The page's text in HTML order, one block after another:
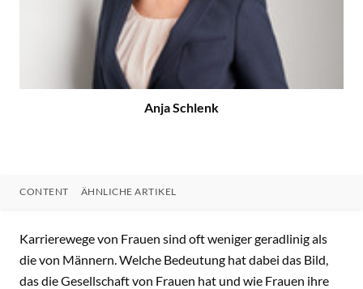
Anja Schlenk
CONTENT ÄHNLICHE ARTIKEL
CONTENT
Karrierewege von Frauen sind oft weniger geradlinig als
die von Männern. Welche Bedeutung hat dabei das Bild,
das die Gesellschaft von Frauen hat und wie Frauen ihre